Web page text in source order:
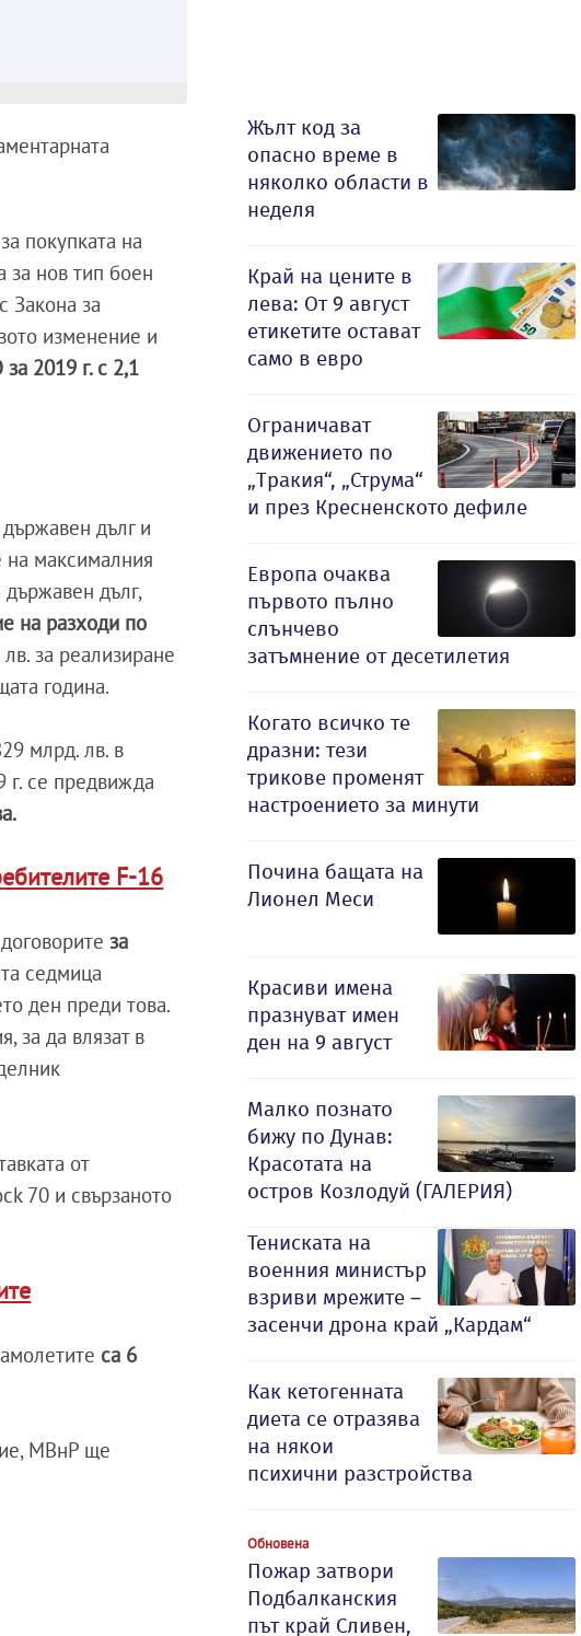
покупката на
за нов тип боен
Закона за
изменение и
2019 г. с 2,1
дълг и
на максималния
дълг,
на разходи по
за реализиране
година.
млрд. лв. в
г. се предвижда
F-16
за
седмица
ден преди това.
за да влязат в
от
70 и свързаното
са 6
МВнР ще
Жълт код за
опасно време в
няколко области в
неделя
Край на цените в
лева: От 9 август
етикетите остават
само в евро
Ограничават
движението по
„Тракия“, „Струма“
и през Кресненското дефиле
Европа очаква
първото пълно
слънчево
затъмнение от десетилетия
Когато всичко те
дразни: тези
трикове променят
настроението за минути
Почина бащата на
Лионел Меси
Красиви имена
празнуват имен
ден на 9 август
Малко познато
бижу по Дунав:
Красотата на
остров Козлодуй (ГАЛЕРИЯ)
Тениската на
военния министър
взриви мрежите –
засенчи дрона край „Кардам“
Как кетогенната
диета се отразява
на някои
психични разстройства
Обновена
Пожар затвори
Подбалканския
път край Сливен,